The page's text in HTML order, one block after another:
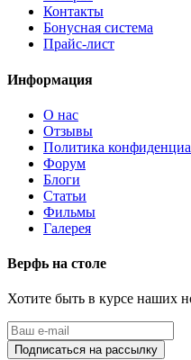
Контакты
Бонусная система
Прайс-лист
Информация
О нас
Отзывы
Политика
Форум
Блоги
Статьи
Фильмы
Галерея
Верфь на столе
Хотите быть в курсе наших